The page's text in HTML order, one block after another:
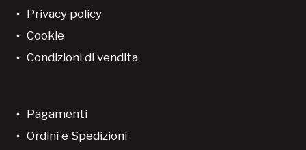
Privacy policy
Cookie
Condizioni di vendita
Pagamenti
Ordini e Spedizioni